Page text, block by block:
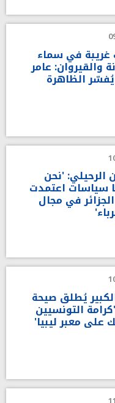
في سماء
والقيروان: عامر
الظاهرة
الرحيلي: 'نحن
سياسات اعتمدت
في مجال
يُطلق صيحة
التونسيين
على معبر ليبيا'